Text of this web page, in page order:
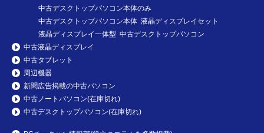
中古デスクトップパソコン本体のみ
中古デスクトップパソコン本体 液晶ディスプレイセット
液晶ディスプレイ一体型 中古デスクトップパソコン
中古液晶ディスプレイ
中古タブレット
周辺機器
新聞広告掲載の中古パソコン
中古ノートパソコン(在庫切れ)
中古デスクトップパソコン(在庫切れ)